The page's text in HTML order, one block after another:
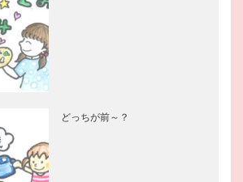
どっちが前～？